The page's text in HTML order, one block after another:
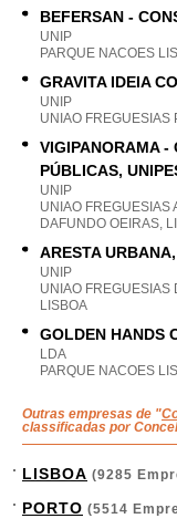
BEFERSAN -
UNIP
PARQUE NACOES
GRAVITA IDEIA
UNIP
UNIAO FREGUESIAS
VIGIPANORAMA -
PÚBLICAS,
UNIP
UNIAO FREGUESIAS
DAFUNDO OEIRAS,
ARESTA
UNIP
UNIAO FREGUESIAS
LISBOA
GOLDEN HANDS
LDA
PARQUE NACOES
Outras empresas de "
classificadas por
LISBOA (9285
PORTO (5514